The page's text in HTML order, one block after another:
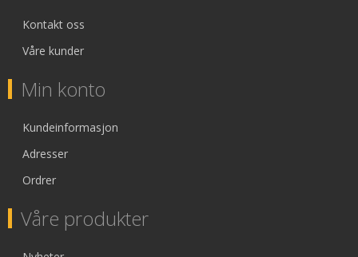
Kontakt oss
Våre kunder
Min konto
Kundeinformasjon
Adresser
Ordrer
Våre produkter